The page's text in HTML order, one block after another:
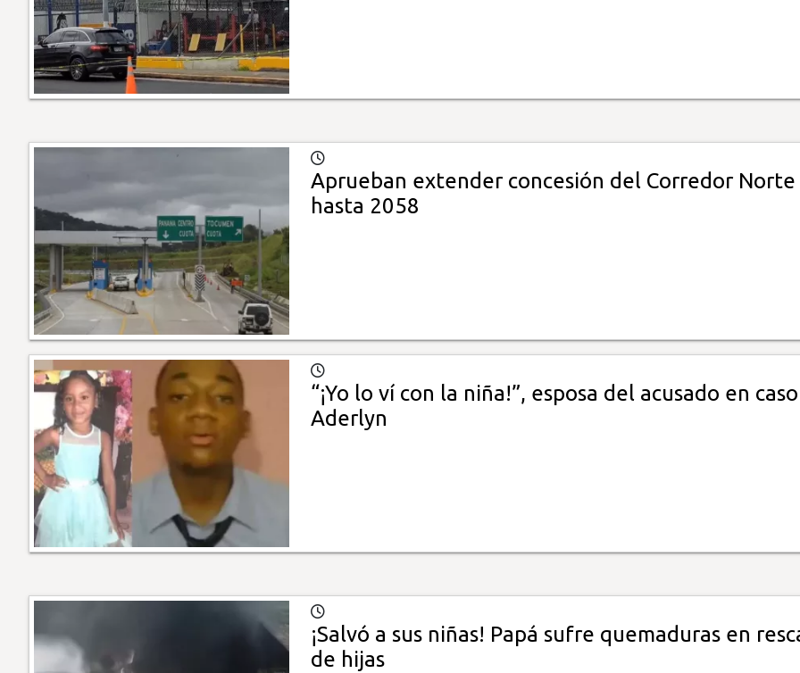
Aprueban extender concesión del Corredor Norte
hasta 2058
“¡Yo lo ví con la niña!”, esposa del acusado en caso
Aderlyn
¡Salvó a sus niñas! Papá sufre quemaduras en
de hijas